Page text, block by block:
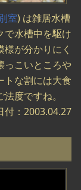
別室) は雑居水槽
で水槽中を駆け
が分かりにく
っこいところや
トな割には大食
度ですね。
付：2003.04.27